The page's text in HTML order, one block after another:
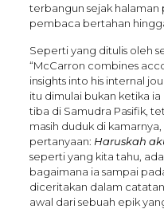
terbangun sejak
pembaca bertahan
Seperti yang ditulis oleh
“McCarron combines
insights into his internal
itu dimulai bukan ketika
tiba di Samudra Pasifik,
masih duduk di
pertanyaan: Haruskah
seperti yang kita tahu,
bagaimana ia sampai
diceritakan dalam
awal dari sebuah epik